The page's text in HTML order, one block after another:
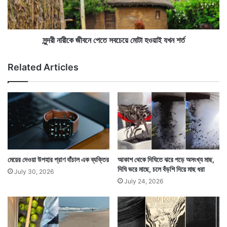
কিছুদিন আগে বিজ্ঞানীরা জানিয়েছিলেন যে নিউ ইয়র্ক শহরটা
তাঁরা জানালেন আমেরিকার শিকাগো শহরটাও বসে যাচ্ছে। তবে তা
দো
কা
নে
লা
জী
ব
নে
ব
চে
য়ে
মো
টা
ই
য
শ
সুন্দরী নারীকে জীবনে পেতে সবচেয়ে মোটা হওয়াই যখন শর্ত
Related Articles
মেয়ের দেওয়া উপহার প্রাণ বাঁচাল এক ব্যক্তির
July 30, 2026
আকাশ থেকে দিঘিতে ঝরে পড়ে অসংখ্য মাছ,
দিঘি ভরে মাছে, চলে বঁড়শি দিয়ে মাছ ধরা
July 24, 2026